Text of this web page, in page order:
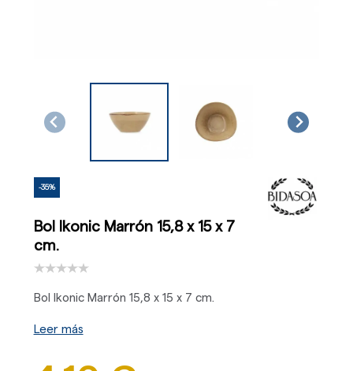
-35%
Bol Ikonic Marrón 15,8 x 15 x 7
cm.
Bol Ikonic Marrón 15,8 x 15 x 7 cm.
Leer más